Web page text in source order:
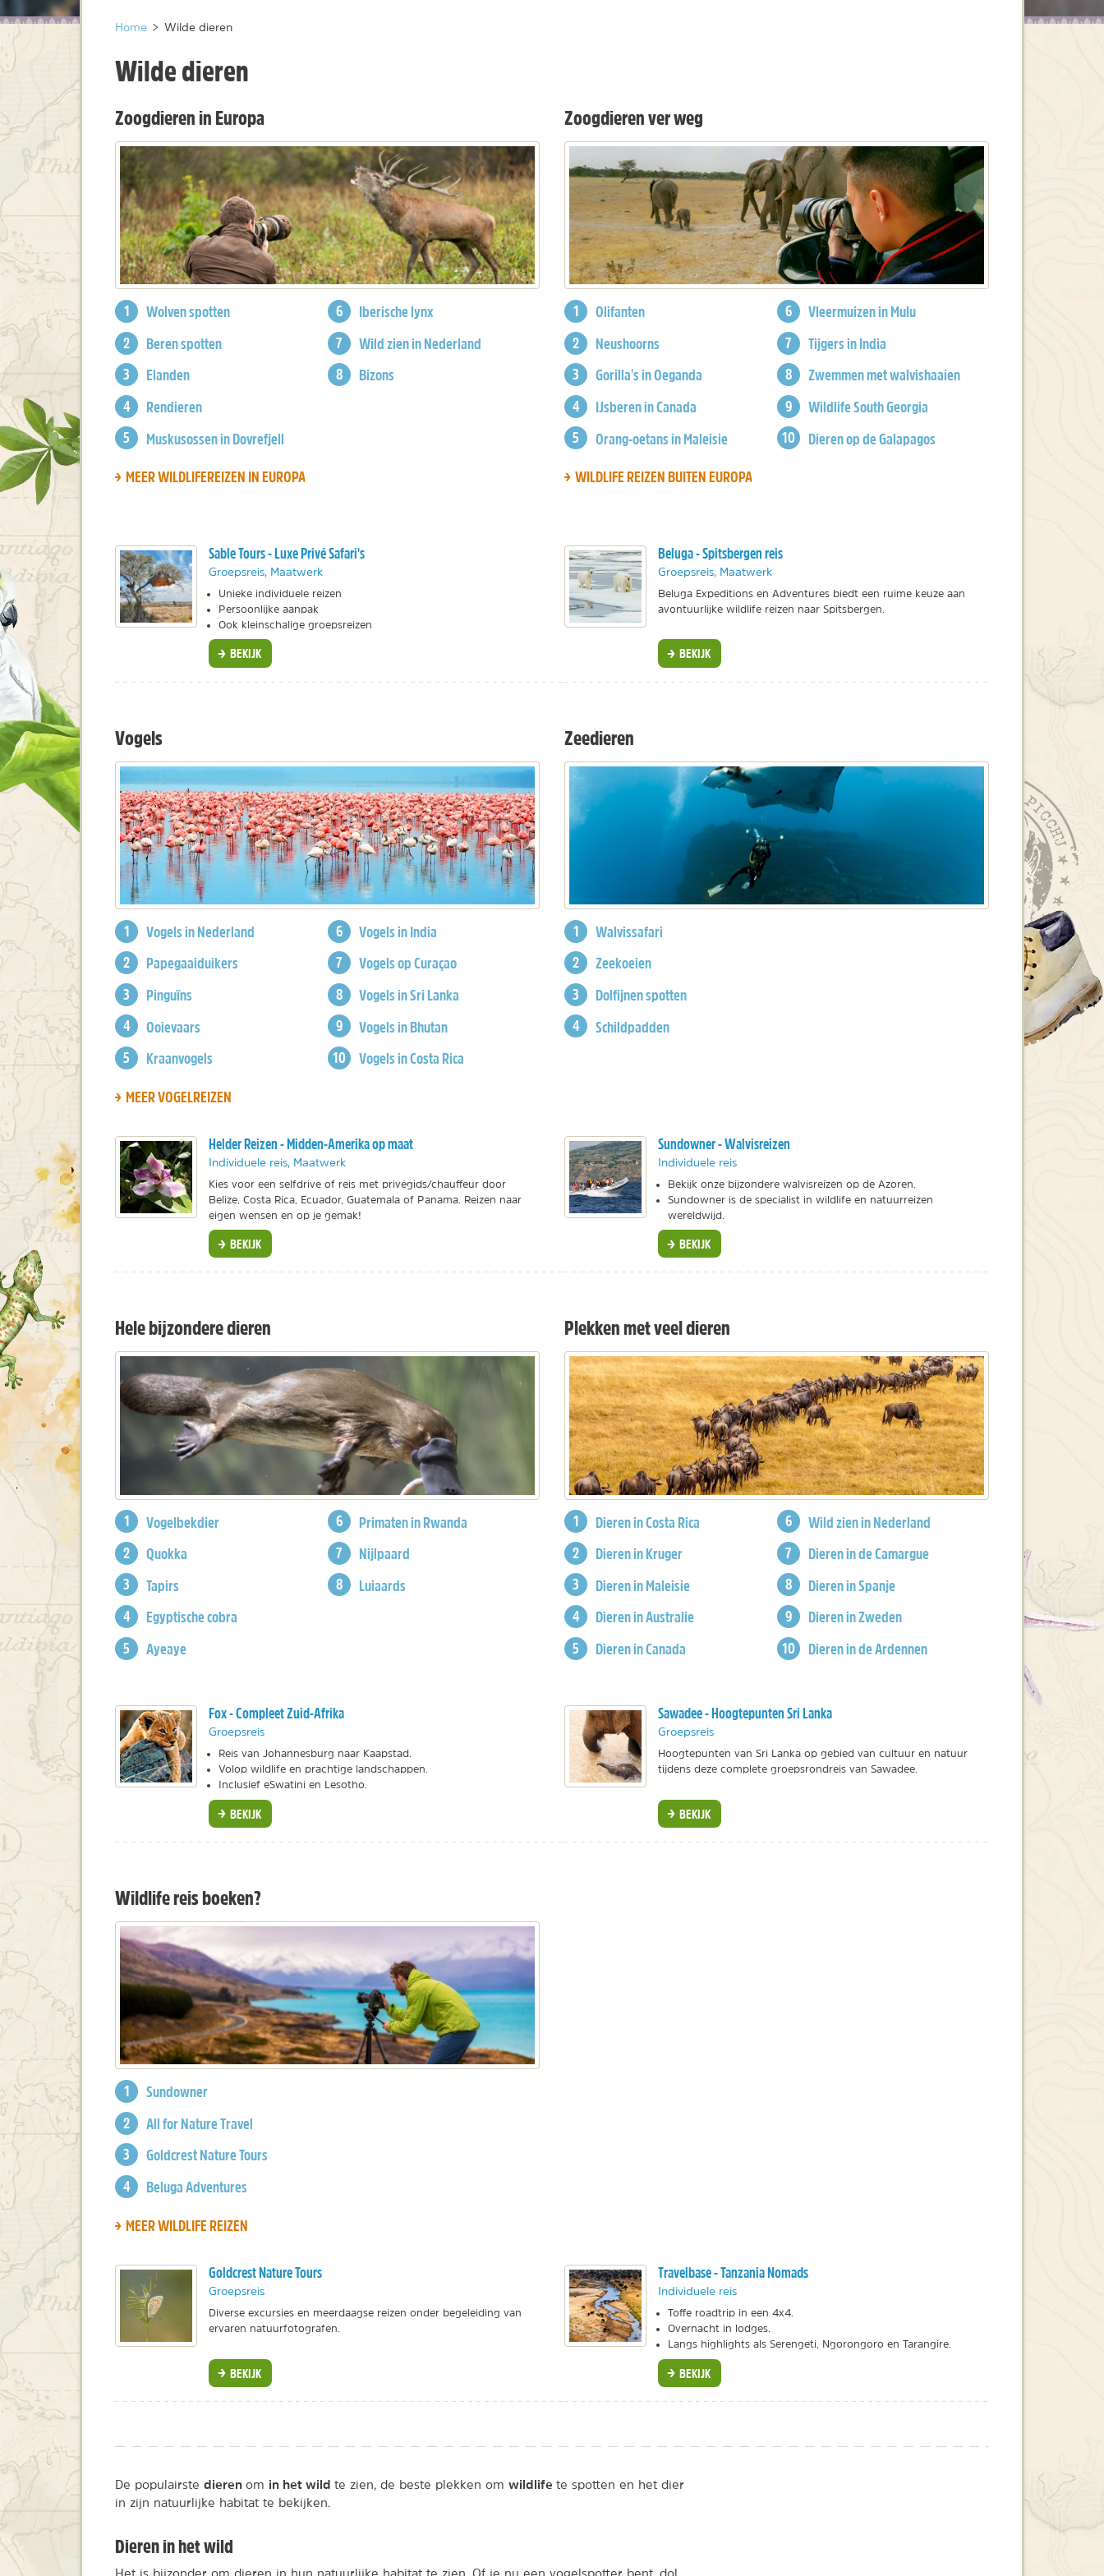
Home > Wilde dieren
Wilde dieren
Zoogdieren in Europa
Wolven spotten
Beren spotten
Elanden
Rendieren
Muskusossen in Dovrefjell
Iberische lynx
Wild zien in Nederland
Bizons
MEER WILDLIFEREIZEN IN EUROPA
Zoogdieren ver weg
Olifanten
Neushoorns
Gorilla's in Oeganda
IJsberen in Canada
Orang-oetans in Maleisie
Vleermuizen in Mulu
Tijgers in India
Zwemmen met walvishaaien
Wildlife South Georgia
Dieren op de Galapagos
WILDLIFE REIZEN BUITEN EUROPA
Sable Tours - Luxe Privé Safari's
Groepsreis, Maatwerk
Unieke individuele reizen
Persoonlijke aanpak
Ook kleinschalige groepsreizen
BEKIJK
Beluga - Spitsbergen reis
Groepsreis, Maatwerk
Beluga Expeditions en Adventures biedt een ruime keuze aan
avontuurlijke wildlife reizen naar Spitsbergen.
BEKIJK
Vogels
Vogels in Nederland
Papegaaiduikers
Pinguïns
Ooievaars
Kraanvogels
Vogels in India
Vogels op Curaçao
Vogels in Sri Lanka
Vogels in Bhutan
Vogels in Costa Rica
MEER VOGELREIZEN
Zeedieren
Walvissafari
Zeekoeien
Dolfijnen spotten
Schildpadden
Helder Reizen - Midden-Amerika op maat
Individuele reis, Maatwerk
Kies voor een selfdrive of reis met privégids/chauffeur door
Belize, Costa Rica, Ecuador, Guatemala of Panama. Reizen naar
eigen wensen en op je gemak!
BEKIJK
Sundowner - Walvisreizen
Individuele reis
Bekijk onze bijzondere walvisreizen op de Azoren.
Sundowner is de specialist in wildlife en natuurreizen
wereldwijd.
BEKIJK
Hele bijzondere dieren
Vogelbekdier
Quokka
Tapirs
Egyptische cobra
Ayeaye
Primaten in Rwanda
Nijlpaard
Luiaards
Plekken met veel dieren
Dieren in Costa Rica
Dieren in Kruger
Dieren in Maleisie
Dieren in Australie
Dieren in Canada
Wild zien in Nederland
Dieren in de Camargue
Dieren in Spanje
Dieren in Zweden
Dieren in de Ardennen
Fox - Compleet Zuid-Afrika
Groepsreis
Reis van Johannesburg naar Kaapstad.
Volop wildlife en prachtige landschappen.
Inclusief eSwatini en Lesotho.
BEKIJK
Sawadee - Hoogtepunten Sri Lanka
Groepsreis
Hoogtepunten van Sri Lanka op gebied van cultuur en natuur
tijdens deze complete groepsrondreis van Sawadee.
BEKIJK
Wildlife reis boeken?
Sundowner
All for Nature Travel
Goldcrest Nature Tours
Beluga Adventures
MEER WILDLIFE REIZEN
Goldcrest Nature Tours
Groepsreis
Diverse excursies en meerdaagse reizen onder begeleiding van
ervaren natuurfotografen.
BEKIJK
Travelbase - Tanzania Nomads
Individuele reis
Toffe roadtrip in een 4x4.
Overnacht in lodges.
Langs highlights als Serengeti, Ngorongoro en Tarangire.
BEKIJK
De populairste dieren om in het wild te zien, de beste plekken om wildlife te spotten en het dier
in zijn natuurlijke habitat te bekijken.
Dieren in het wild
Het is bijzonder om dieren in hun natuurlijke habitat te zien. Of je nu een vogelspotter bent, dol